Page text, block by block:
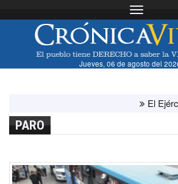
Toggle
Jueves, 06 de agosto del
El Ejército
PARO